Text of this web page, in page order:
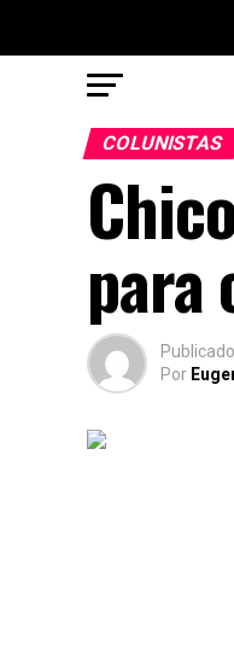
COLUNISTAS
para
Publicado
Por